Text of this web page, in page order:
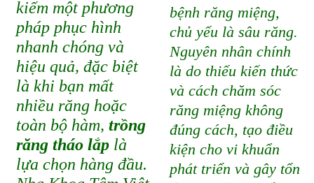
kiếm một phương
pháp phục hình
nhanh chóng và
hiệu quả, đặc biệt
là khi bạn mất
nhiều răng hoặc
toàn bộ hàm, trồng
răng tháo lắp là
lựa chọn hàng đầu.
bệnh răng miệng,
chủ yếu là sâu răng.
Nguyên nhân chính
là do thiếu kiến thức
và cách chăm sóc
răng miệng không
đúng cách, tạo điều
kiện cho vi khuẩn
phát triển và gây tổn